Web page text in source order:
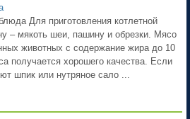
Для приготовления котлетной
– мякоть шеи, пашину и обрезки. Мясо
животных с содержание жира до 10
получается хорошего качества. Если
шпик или нутряное сало ...